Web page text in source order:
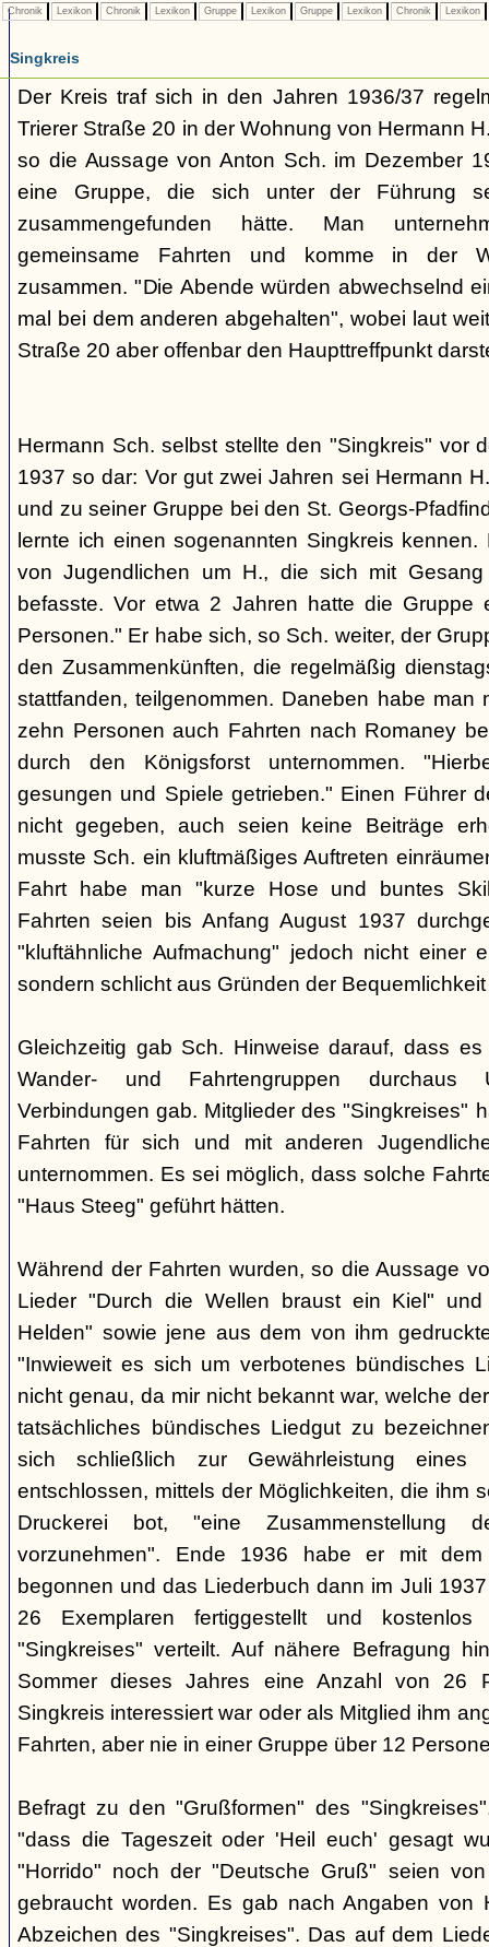
Chronik Lexikon Chronik Lexikon Gruppe Lexikon Gruppe Lexikon Chronik Lexikon
Singkreis
Der Kreis traf sich in den Jahren 1936/37
Trierer Straße 20 in der Wohnung von Hermann
so die Aussage von Anton Sch. im Dezember
eine Gruppe, die sich unter der Führung
zusammengefunden hätte. Man
gemeinsame Fahrten und komme in der
zusammen. "Die Abende würden abwechselnd
mal bei dem anderen abgehalten", wobei laut
Straße 20 aber offenbar den Haupttreffpunkt
Hermann Sch. selbst stellte den "Singkreis" vor
1937 so dar: Vor gut zwei Jahren sei Hermann
und zu seiner Gruppe bei den St. Georgs-
lernte ich einen sogenannten Singkreis
von Jugendlichen um H., die sich mit
befasste. Vor etwa 2 Jahren hatte die Gruppe
Personen." Er habe sich, so Sch. weiter, der
den Zusammenkünften, die regelmäßig
stattfanden, teilgenommen. Daneben habe man
zehn Personen auch Fahrten nach Romaney
durch den Königsforst unternommen.
gesungen und Spiele getrieben." Einen Führer
nicht gegeben, auch seien keine Beiträge
musste Sch. ein kluftmäßiges Auftreten
Fahrt habe man "kurze Hose und buntes
Fahrten seien bis Anfang August 1937
"kluftähnliche Aufmachung" jedoch nicht einer
sondern schlicht aus Gründen der
Gleichzeitig gab Sch. Hinweise darauf, dass
Wander- und Fahrtengruppen durchaus
Verbindungen gab. Mitglieder des "Singkreises"
Fahrten für sich und mit anderen
unternommen. Es sei möglich, dass solche
"Haus Steeg" geführt hätten.
Während der Fahrten wurden, so die Aussage
Lieder "Durch die Wellen braust ein Kiel"
Helden" sowie jene aus dem von ihm
"Inwieweit es sich um verbotenes bündisches
nicht genau, da mir nicht bekannt war, welche
tatsächliches bündisches Liedgut zu
sich schließlich zur Gewährleistung eines
entschlossen, mittels der Möglichkeiten, die ihm
Druckerei bot, "eine Zusammenstellung
vorzunehmen". Ende 1936 habe er mit
begonnen und das Liederbuch dann im Juli
26 Exemplaren fertiggestellt und
"Singkreises" verteilt. Auf nähere Befragung
Sommer dieses Jahres eine Anzahl von 26
Singkreis interessiert war oder als Mitglied ihm
Fahrten, aber nie in einer Gruppe über 12
Befragt zu den "Grußformen" des
"dass die Tageszeit oder 'Heil euch' gesagt
"Horrido" noch der "Deutsche Gruß" seien
gebraucht worden. Es gab nach Angaben von
Abzeichen des "Singkreises". Das auf dem